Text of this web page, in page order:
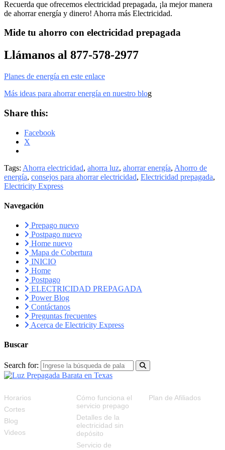
Recuerda que ofrecemos electricidad prepagada, ¡la mejor manera
de ahorrar energía y dinero! Ahorra más Electricidad.
Mide tu ahorro con electricidad prepagada
Llámanos al 877-578-2977
Planes de energía en este enlace
Más ideas para ahorrar energía en nuestro blog
Share this:
Facebook
X
Tags: Ahorra electricidad, ahorra luz, ahorrar energía, Ahorro de
energía, consejos para ahorrar electricidad, Electricidad prepagada,
Electricity Express
Navegación
Prepago nuevo
Postpago nuevo
Home nuevo
Mapa de Cobertura
INICIO
Home
Postpago
ELECTRICIDAD PREPAGADA
Power Blog
Contáctanos
Preguntas frecuentes
Acerca de Electricity Express
Buscar
Search for:
Horarios
Cortes
Blog
Videos
Cómo funciona el
servicio prepago
Detalles de la
electricidad sin
depósito
Servicio de
Plan de Afiliados